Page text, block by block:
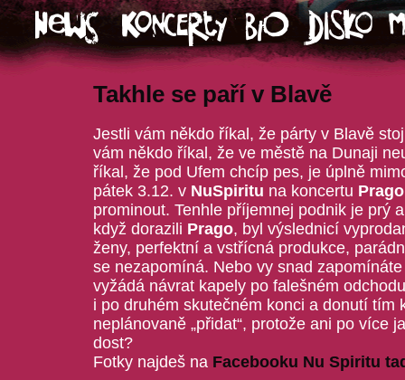
Takhle se paří v Blavě
Jestli vám někdo říkal, že párty v Blavě
vám někdo říkal, že ve městě na Dunaji
říkal, že pod Ufem chcíp pes, je úplně
pátek 3.12. v NuSpiritu na koncertu
prominout. Tenhle příjemnej podnik je prý
když dorazili Prago, byl výslednicí
ženy, perfektní a vstřícná produkce,
se nezapomíná. Nebo vy snad
vyžádá návrat kapely po falešném
i po druhém skutečném konci a donutí tím
neplánovaně „přidat“, protože ani po více
dost?
Fotky najdeš na Facebooku Nu Spiritu